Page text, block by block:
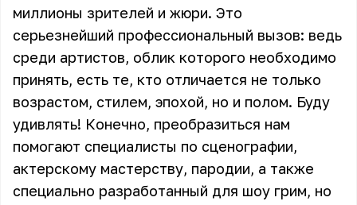
миллионы зрителей и жюри. Это
серьезнейший профессиональный вызов: ведь
среди артистов, облик которого необходимо
принять, есть те, кто отличается не только
возрастом, стилем, эпохой, но и полом. Буду
удивлять! Конечно, преобразиться нам
помогают специалисты по сценографии,
актерскому мастерству, пародии, а также
специально разработанный для шоу грим, но